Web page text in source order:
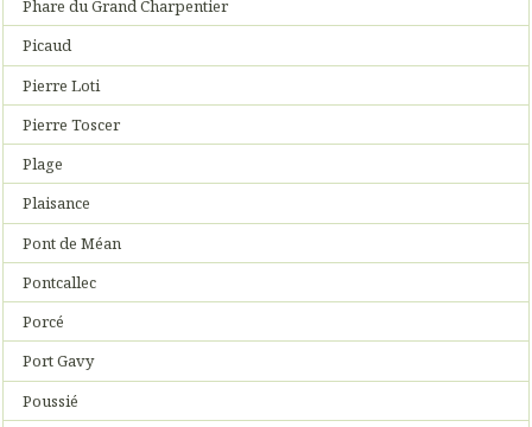
Phare du Grand Charpentier
Picaud
Pierre Loti
Pierre Toscer
Plage
Plaisance
Pont de Méan
Pontcallec
Porcé
Port Gavy
Poussié